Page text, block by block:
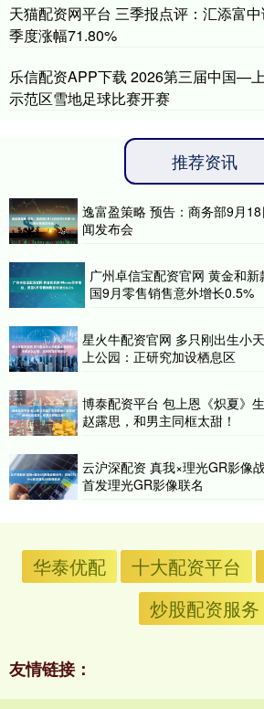
天猫配资网平台 三季报点评：汇添富
季度涨幅71.80%
乐信配资APP下载 2026第三届中国—
示范区雪地足球比赛开赛
推荐资讯
逸富盈策略 预告：商务部9月
闻发布会
广州卓信宝配资官网 黄金和
国9月零售销售意外增长0.5%
星火牛配资官网 多只刚出生小
上公园：正研究加设栖息区
博泰配资平台 包上恩《炽夏》
赵露思，和男主同框太甜！
云沪深配资 真我×理光GR影像
首发理光GR影像联名
华泰优配 十大配资平台
炒股配资服务
友情链接：